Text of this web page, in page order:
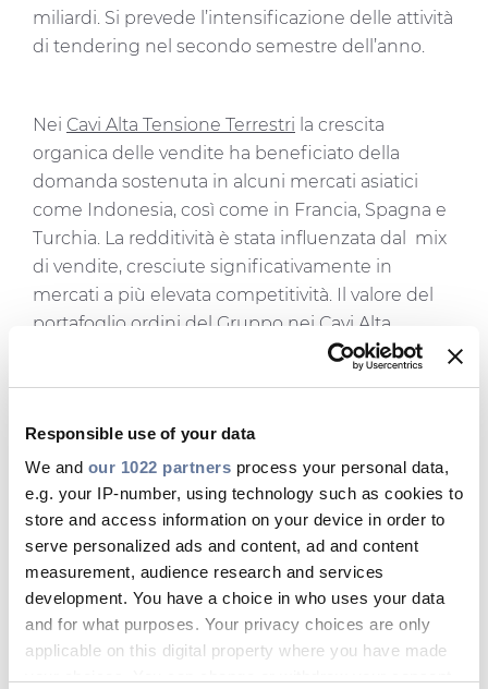
Responsible use of your data
We and our 1022 partners process your personal data,
e.g. your IP-number, using technology such as cookies to
store and access information on your device in order to
serve personalized ads and content, ad and content
measurement, audience research and services
development. You have a choice in who uses your data
and for what purposes. Your privacy choices are only
applicable on this digital property where you have made
miliardi. Si prevede l’intensificazione delle attività
di tendering nel secondo semestre dell’anno.
Nei Cavi Alta Tensione Terrestri la crescita
organica delle vendite ha beneficiato della
domanda sostenuta in alcuni mercati asiatici
come Indonesia, così come in Francia, Spagna e
Turchia. La redditività è stata influenzata dal mix
di vendite, cresciute significativamente in
mercati a più elevata competitività. Il valore del
portafoglio ordini del Gruppo nei Cavi Alta
Tensione Terrestri si attesta intorno a €450
Pacific.
Andamento e risultati del
segmento operativo